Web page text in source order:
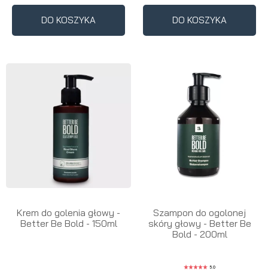
DO KOSZYKA DO KOSZYKA
Krem do golenia głowy -
Better Be Bold - 150ml
Szampon do ogolonej
skóry głowy - Better Be
Bold - 200ml
5.0